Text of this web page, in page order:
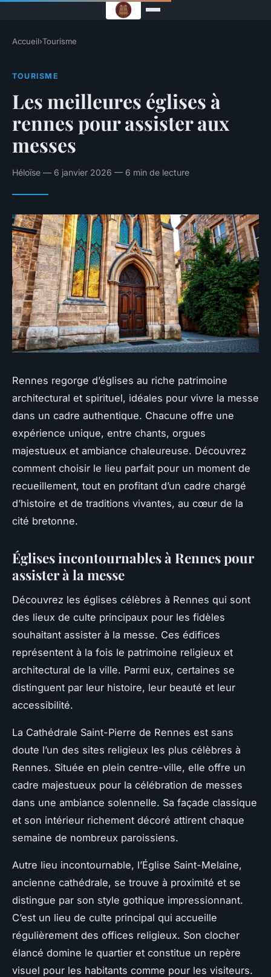
Accueil›Tourisme
TOURISME
Les meilleures églises à
rennes pour assister aux
messes
Héloïse — 6 janvier 2026 — 6 min de lecture
Rennes regorge d’églises au riche patrimoine
architectural et spirituel, idéales pour vivre la messe
dans un cadre authentique. Chacune offre une
expérience unique, entre chants, orgues
majestueux et ambiance chaleureuse. Découvrez
comment choisir le lieu parfait pour un moment de
recueillement, tout en profitant d’un cadre chargé
d’histoire et de traditions vivantes, au cœur de la
cité bretonne.
Églises incontournables à Rennes pour
assister à la messe
Découvrez les églises célèbres à Rennes qui sont
des lieux de culte principaux pour les fidèles
souhaitant assister à la messe. Ces édifices
représentent à la fois le patrimoine religieux et
architectural de la ville. Parmi eux, certaines se
distinguent par leur histoire, leur beauté et leur
accessibilité.
La Cathédrale Saint-Pierre de Rennes est sans
doute l’un des sites religieux les plus célèbres à
Rennes. Située en plein centre-ville, elle offre un
cadre majestueux pour la célébration de messes
dans une ambiance solennelle. Sa façade classique
et son intérieur richement décoré attirent chaque
semaine de nombreux paroissiens.
Autre lieu incontournable, l’Église Saint-Melaine,
ancienne cathédrale, se trouve à proximité et se
distingue par son style gothique impressionnant.
C’est un lieu de culte principal qui accueille
régulièrement des offices religieux. Son clocher
élancé domine le quartier et constitue un repère
visuel pour les habitants comme pour les visiteurs.